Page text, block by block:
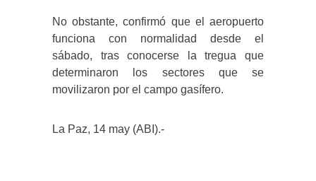
No obstante, confirmó que el aeropuerto
funciona con normalidad desde el
sábado, tras conocerse la tregua que
determinaron los sectores que se
movilizaron por el campo gasífero.
La Paz, 14 may (ABI).-